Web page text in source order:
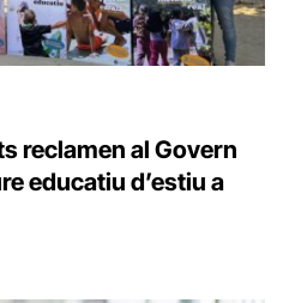
reclamen al Govern
educatiu d’estiu a